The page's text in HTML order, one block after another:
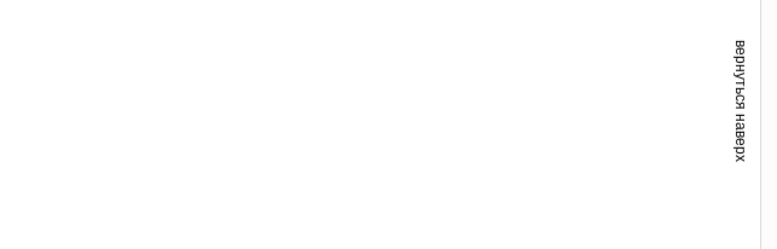
вернуться наверх